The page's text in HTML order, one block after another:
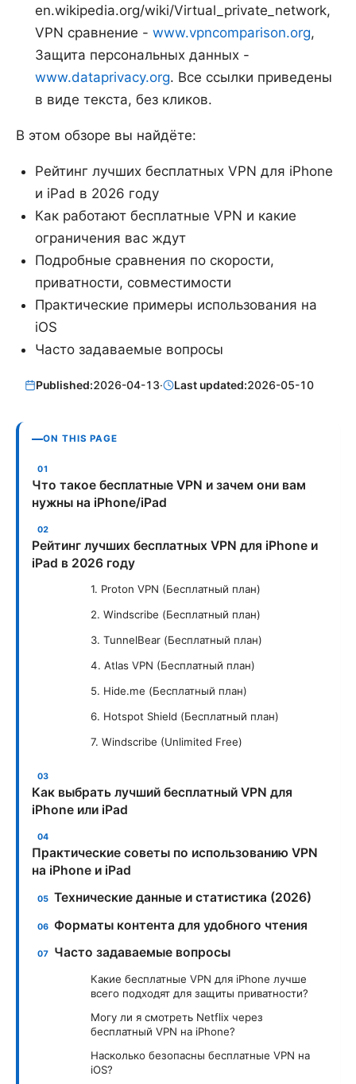
en.wikipedia.org/wiki/Virtual_private_network,
VPN сравнение - www.vpncomparison.org,
Защита персональных данных -
www.dataprivacy.org. Все ссылки приведены
в виде текста, без кликов.
В этом обзоре вы найдёте:
Рейтинг лучших бесплатных VPN для iPhone
и iPad в 2026 году
Как работают бесплатные VPN и какие
ограничения вас ждут
Подробные сравнения по скорости,
приватности, совместимости
Практические примеры использования на
iOS
Часто задаваемые вопросы
Published:2026-04-13· Last updated:2026-05-10
ON THIS PAGE
Что такое бесплатные VPN и зачем они вам
нужны на iPhone/iPad
Рейтинг лучших бесплатных VPN для iPhone и
iPad в 2026 году
1. Proton VPN (Бесплатный план)
2. Windscribe (Бесплатный план)
3. TunnelBear (Бесплатный план)
4. Atlas VPN (Бесплатный план)
5. Hide.me (Бесплатный план)
6. Hotspot Shield (Бесплатный план)
7. Windscribe (Unlimited Free)
Как выбрать лучший бесплатный VPN для
iPhone или iPad
Практические советы по использованию VPN
на iPhone и iPad
Технические данные и статистика (2026)
Форматы контента для удобного чтения
Часто задаваемые вопросы
Какие бесплатные VPN для iPhone лучше
всего подходят для защиты приватности?
Могу ли я смотреть Netflix через
бесплатный VPN на iPhone?
Насколько безопасны бесплатные VPN на
iOS?